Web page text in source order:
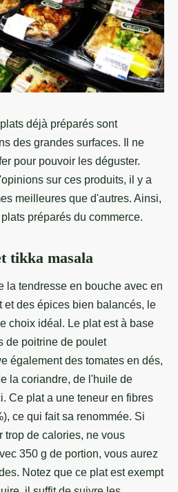
déjà préparés sont
des grandes surfaces. Il ne
pour pouvoir les déguster.
sur ces produits, il y a
meilleures que d'autres. Ainsi,
préparés du commerce.
tikka masala
la tendresse en bouche avec en
et des épices bien balancés, le
choix idéal. Le plat est à base
de poitrine de poulet
également des tomates en dés,
la coriandre, de l'huile de
Ce plat a une teneur en fibres
ce qui fait sa renommée. Si
trop de calories, ne vous
350 g de portion, vous aurez
Notez que ce plat est exempt